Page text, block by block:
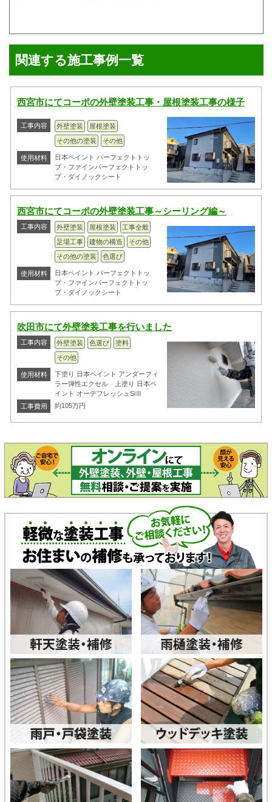
関連する施工事例一覧
西宮市にてコーポの外壁塗装工事・屋根塗装工事の様子
工事内容 外壁塗装
屋根塗装
その他の塗装
その他
使用材料
日本ペイント パーフェクトトッ
プ・ファインパーフェクトトッ
プ・ダイノックシート
西宮市にてコーポの外壁塗装工事～シーリング編～
工事内容 外壁塗装 屋根塗装
工事全般
足場工事
建物の構造
その他
その他の塗装
色選び
使用材料
日本ペイント パーフェクトトッ
プ・ファインパーフェクトトッ
プ・ダイノックシート
吹田市にて外壁塗装工事を行いました
工事内容 外壁塗装 色選び
塗料
その他
使用材料
下塗り 日本ペイント アンダーフィ
ラー弾性エクセル 上塗り 日本ペ
イント オーデフレッシュSiⅢ
工事費用
約105万円